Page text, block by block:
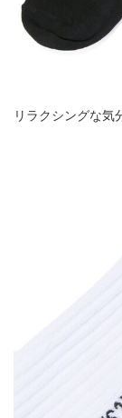
リラクシングな気